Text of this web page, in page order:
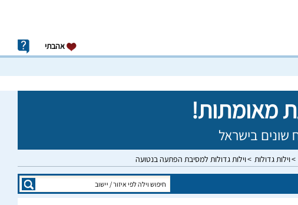
אהבתי
וילות גדולות וילות גדולות למסיבת הפתעה בנטועה